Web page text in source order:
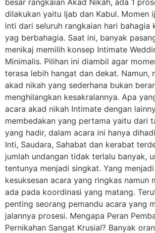
dilakukan yaitu Ijab dan Kabul. Momen
inti dari seluruh rangkaian hari bahagia
yag berbahagia. Saat ini, banyak
menikaj memilih konsep Intimate
Minimalis. Pilihan ini diambil agar
terasa lebih hangat dan dekat. Namun,
akad nikah yang sederhana bukan
menghilangkan kesakralannya. Apa
acara akad nikah Intimate dengan
membedakan yang pertama yaitu dari
yang hadir, dalam acara ini hanya
Inti, Saudara, Sahabat dan kerabat
jumlah undangan tidak terlalu banyak,
tentunya menjadi singkat. Yang
kesuksesan acara yang ringkas namun
ada pada koordinasi yang matang.
penting seorang pemandu acara yang
jalannya prosesi. Mengapa Peran
Pernikahan Sangat Krusial? Banyak